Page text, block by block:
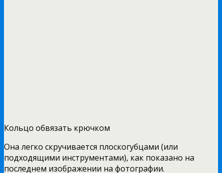
Кольцо обвязать крючком
Она легко скручивается плоскогубцами (или
подходящими инструментами), как показано на
последнем изображении на фотографии.